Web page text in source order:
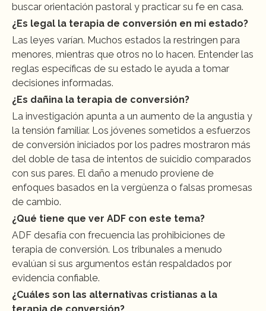
buscar orientación pastoral y practicar su fe en casa.
¿Es legal la terapia de conversión en mi estado?
Las leyes varían. Muchos estados la restringen para
menores, mientras que otros no lo hacen. Entender las
reglas específicas de su estado le ayuda a tomar
decisiones informadas.
¿Es dañina la terapia de conversión?
La investigación apunta a un aumento de la angustia y
la tensión familiar. Los jóvenes sometidos a esfuerzos
de conversión iniciados por los padres mostraron más
del doble de tasa de intentos de suicidio comparados
con sus pares. El daño a menudo proviene de
enfoques basados en la vergüenza o falsas promesas
de cambio.
¿Qué tiene que ver ADF con este tema?
ADF desafía con frecuencia las prohibiciones de
terapia de conversión. Los tribunales a menudo
evalúan si sus argumentos están respaldados por
evidencia confiable.
¿Cuáles son las alternativas cristianas a la